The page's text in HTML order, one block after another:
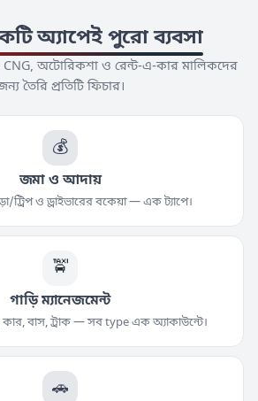
অ্যাপেই পুরো ব্যবসা
CNG, অটোরিকশা ও রেন্ট-এ-কার মালিকদের
তৈরি প্রতিটি ফিচার।
💰
জমা ও আদায়
ট্রিপ ও ড্রাইভারের বকেয়া — এক ট্যাপে।
🚖
গাড়ি ম্যানেজমেন্ট
বাস, ট্রাক — সব type এক অ্যাকাউন্টে।
🚗